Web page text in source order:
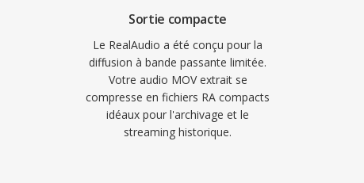
était installé sûr
les flux en ligne.
concept de streaming
comme le HLS et
modernes, de vastes
Sortie compacte
Le RealAudio a été conçu pour la
diffusion à bande passante limitée.
Votre audio MOV extrait se
compresse en fichiers RA compacts
idéaux pour l'archivage et le
streaming historique.